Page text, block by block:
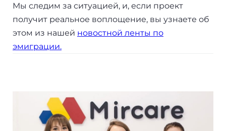
Мы следим за ситуацией, и, если проект
получит реальное воплощение, вы узнаете об
этом из нашей новостной ленты по
эмиграции.
+7(499)938-68-05
Whatsapp Telegram